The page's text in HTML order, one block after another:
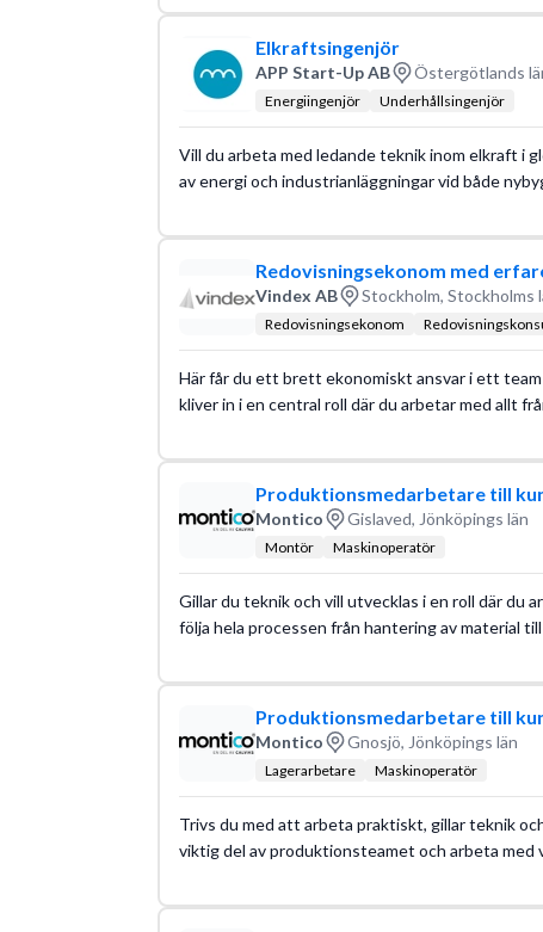
Elkraftsingenjör
APP Start-Up AB Östergötlands
Energiingenjör Underhållsingenjör
Vill du arbeta med ledande teknik inom elkraft i
av energi och industrianläggningar vid både
Redovisningsekonom med
Vindex AB Stockholm, Stockholms
Redovisningsekonom
Här får du ett brett ekonomiskt ansvar i ett
kliver in i en central roll där du arbetar med allt
Produktionsmedarbetare till
Montico Gislaved, Jönköpings län
Montör Maskinoperatör
Gillar du teknik och vill utvecklas i en roll där du
följa hela processen från hantering av material
Produktionsmedarbetare till
Montico Gnosjö, Jönköpings län
Lagerarbetare Maskinoperatör
Trivs du med att arbeta praktiskt, gillar teknik
viktig del av produktionsteamet och arbeta